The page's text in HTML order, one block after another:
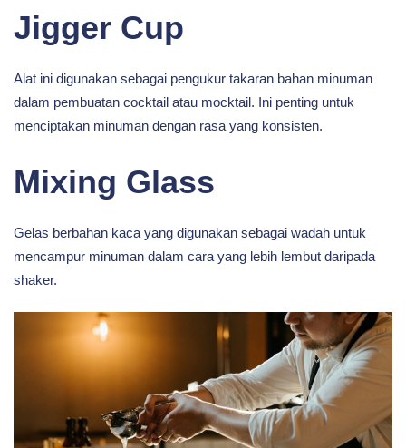
Jigger Cup
Alat ini digunakan sebagai pengukur takaran bahan minuman
dalam pembuatan cocktail atau mocktail. Ini penting untuk
menciptakan minuman dengan rasa yang konsisten.
Mixing Glass
Gelas berbahan kaca yang digunakan sebagai wadah untuk
mencampur minuman dalam cara yang lebih lembut daripada
shaker.